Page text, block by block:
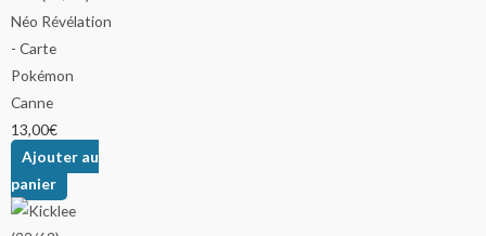
Canne
13,00€
Ajouter au
panier